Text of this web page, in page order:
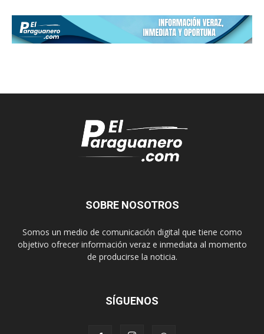
SOBRE NOSOTROS
Somos un medio de comunicación digital que tiene como
objetivo ofrecer información veraz e inmediata al momento
de producirse la noticia.
SÍGUENOS